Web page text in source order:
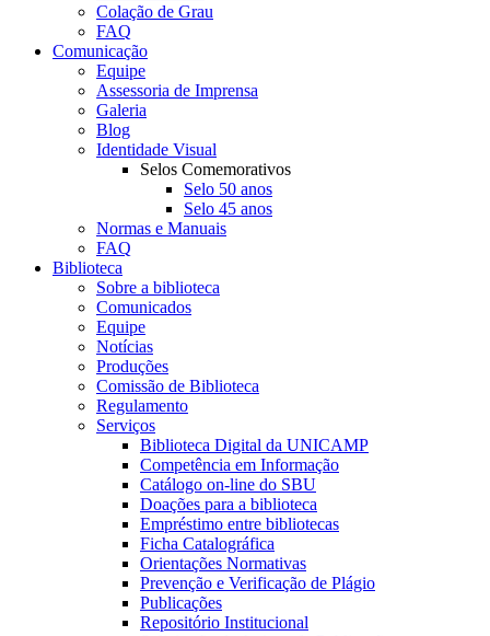
Colação de Grau
FAQ
Comunicação
Equipe
Assessoria de Imprensa
Galeria
Blog
Identidade Visual
Selos Comemorativos
Selo 50 anos
Selo 45 anos
Normas e Manuais
FAQ
Biblioteca
Sobre a biblioteca
Comunicados
Equipe
Notícias
Produções
Comissão de Biblioteca
Regulamento
Serviços
Biblioteca Digital da UNICAMP
Competência em Informação
Catálogo on-line do SBU
Doações para a biblioteca
Empréstimo entre bibliotecas
Ficha Catalográfica
Orientações Normativas
Prevenção e Verificação de Plágio
Publicações
Repositório Institucional